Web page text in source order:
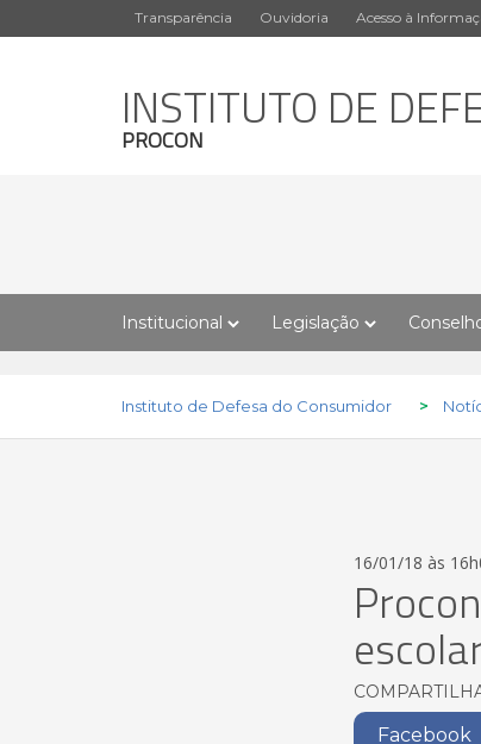
Transparência Ouvidoria Acesso à
INSTITUTO DE
PROCON
Institucional Legislação
Instituto de Defesa do Consumidor >
16/01/18 às
Facebook